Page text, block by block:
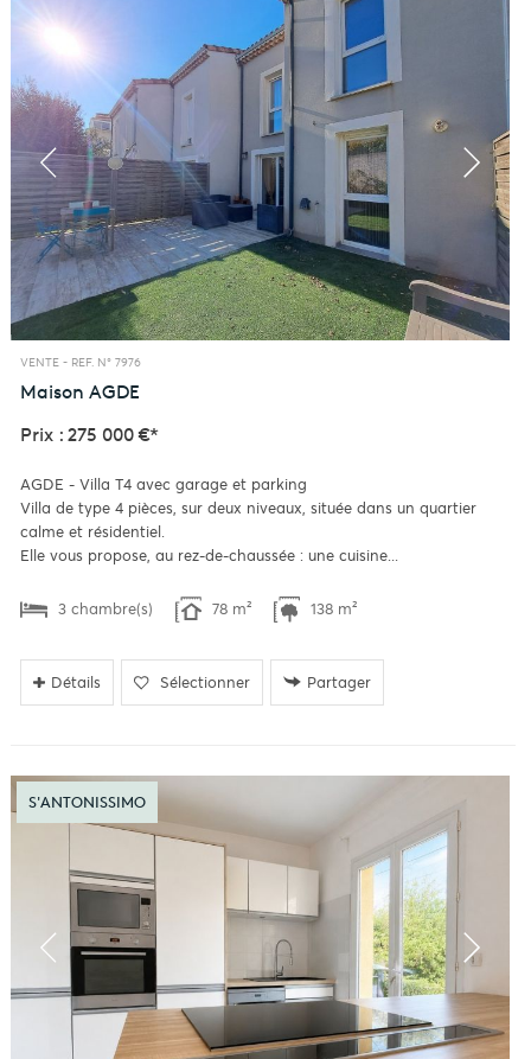
VENTE - REF. N° 7976
Maison AGDE
Prix : 275 000 €*
AGDE - Villa T4 avec garage et parking
Villa de type 4 pièces, sur deux niveaux, située dans un quartier
calme et résidentiel.
Elle vous propose, au rez-de-chaussée : une cuisine...
3 chambre(s) 78 m² 138 m²
Détails Sélectionner Partager
S'ANTONISSIMO